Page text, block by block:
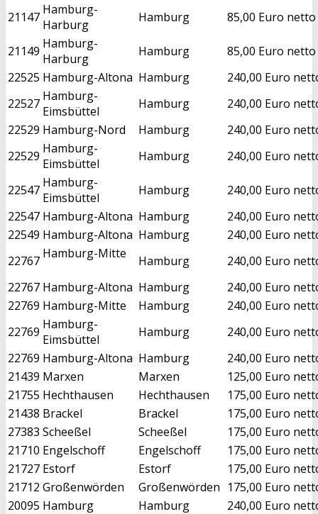
21147 Hamburg-
Harburg
Hamburg 85,00 Euro netto
21149 Hamburg-
Harburg
Hamburg
85,00 Euro netto
22525 Hamburg-Altona Hamburg
240,00 Euro
22527 Hamburg-
Eimsbüttel
Hamburg
240,00 Euro
22529 Hamburg-Nord Hamburg
240,00 Euro
22529 Hamburg-
Eimsbüttel
Hamburg 240,00 Euro
22547 Hamburg-
Eimsbüttel
Hamburg
240,00 Euro
22547 Hamburg-Altona Hamburg
240,00 Euro
22549 Hamburg-Altona Hamburg
240,00 Euro
22767 Hamburg-Mitte Hamburg
240,00 Euro
22767 Hamburg-Altona Hamburg
240,00 Euro
22769 Hamburg-Mitte Hamburg
240,00 Euro
22769 Hamburg-
Eimsbüttel
Hamburg
240,00 Euro
22769 Hamburg-Altona Hamburg
240,00 Euro
21439 Marxen Marxen
125,00 Euro
21755 Hechthausen Hechthausen
175,00 Euro
21438 Brackel Brackel
175,00 Euro
27383 Scheeßel Scheeßel
175,00 Euro
21710 Engelschoff Engelschoff
175,00 Euro
21727 Estorf Estorf
175,00 Euro
21712 Großenwörden Großenwörden 175,00 Euro
20095 Hamburg Hamburg
240,00 Euro